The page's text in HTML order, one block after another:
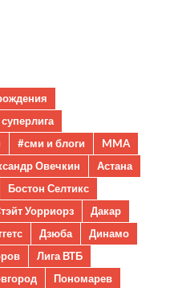
#сми и блоги
MMA
Овечкин
Астана
Бостон Селтикс
Уорриорз
Дакар
Дзюба
Динамо
Лига ВТБ
Пономарев